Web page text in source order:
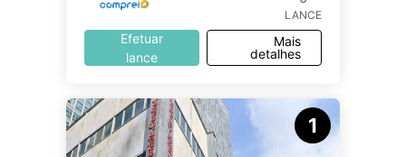
LANCE
Efetuar
lance
Mais
detalhes
1